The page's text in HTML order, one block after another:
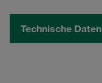
Technische Daten